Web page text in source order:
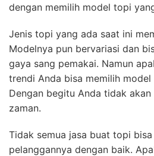
dengan memilih model topi
Jenis topi yang ada saat ini
Modelnya pun bervariasi dan
gaya sang pemakai. Namun
trendi Anda bisa memilih
Dengan begitu Anda tidak
zaman.
Tidak semua jasa buat topi
pelanggannya dengan baik.